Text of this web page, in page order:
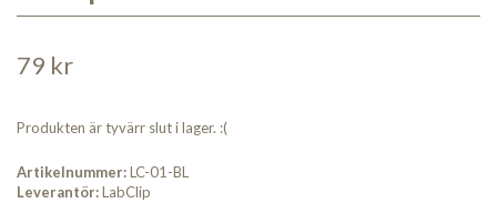
79 kr
Produkten är tyvärr slut i lager. :(
Artikelnummer:LC-01-BL
Leverantör:LabClip